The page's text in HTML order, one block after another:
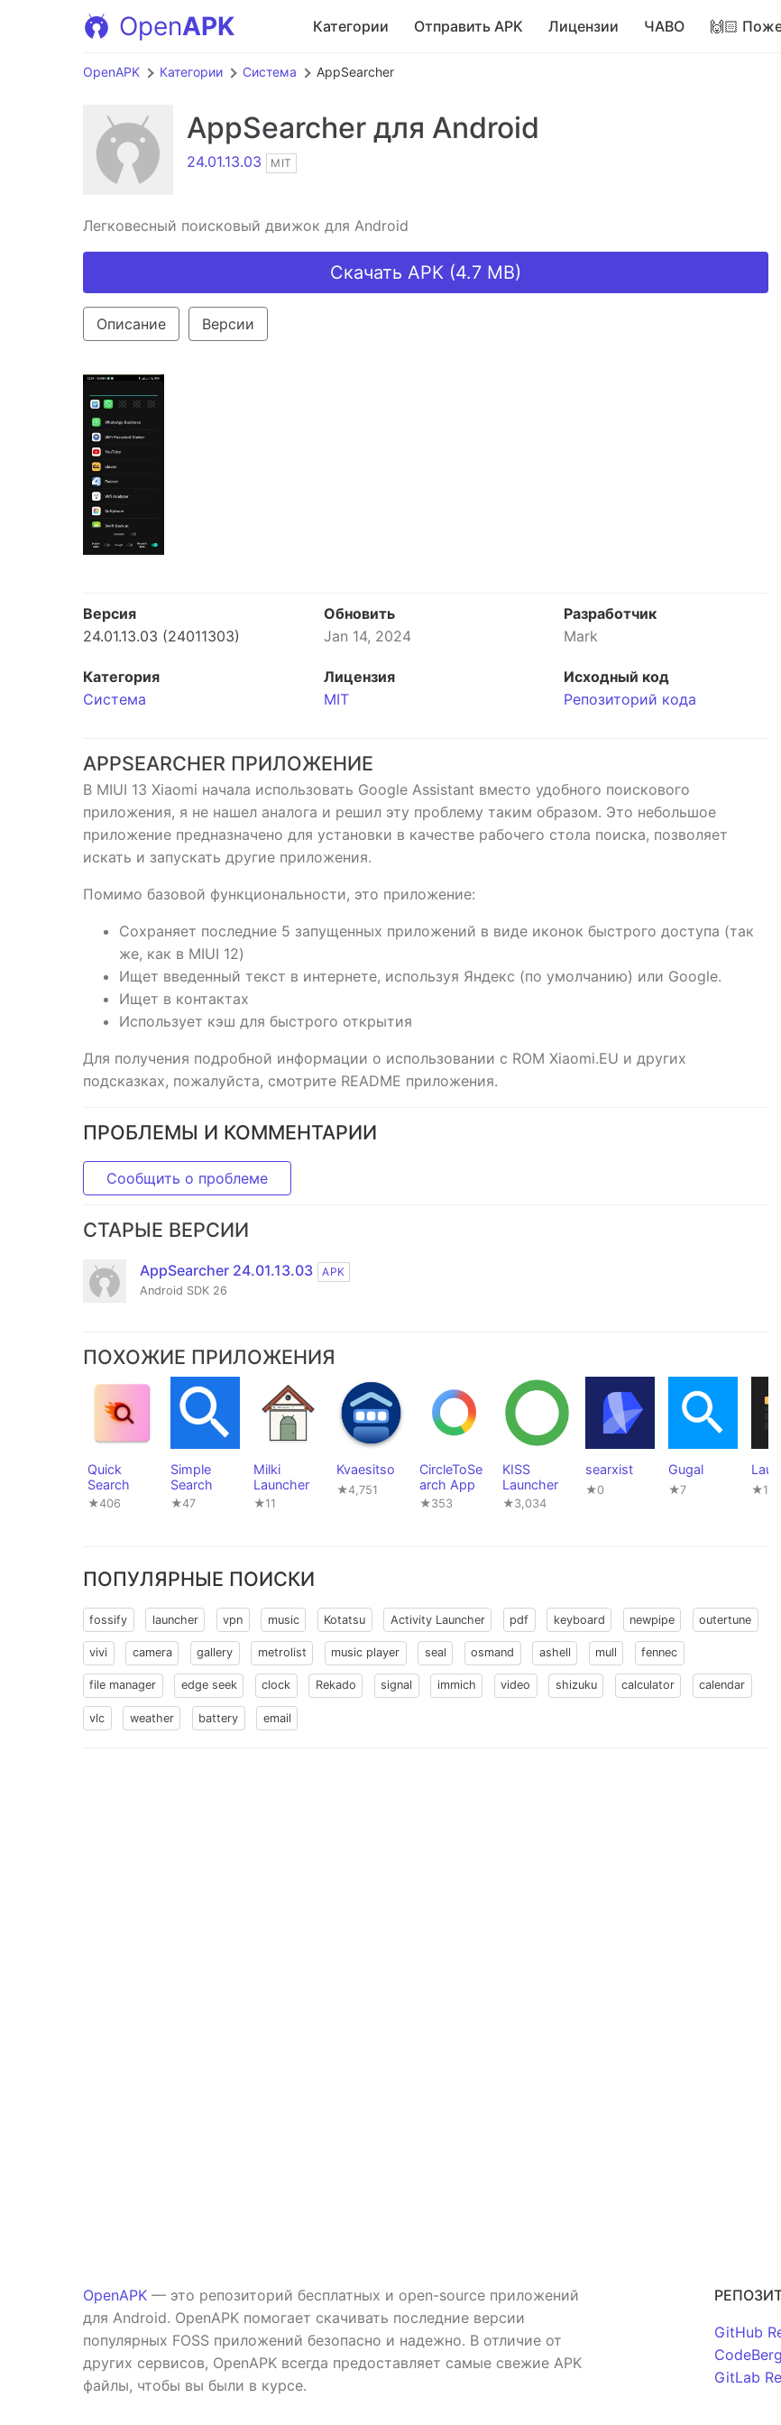
OpenAPK Категории Отправить APK Лицензии ЧАВО 🙌🏻
OpenAPK Категории Система AppSearcher
AppSearcher для Android
24.01.13.03 MIT
Легковесный поисковый движок для Android
Скачать APK (4.7 MB)
Описание Версии
Версия
24.01.13.03 (24011303)
Обновить
Jan 14, 2024
Разработчик
Mark
Категория
Система
Лицензия
MIT
Исходный код
Репозиторий кода
APPSEARCHER ПРИЛОЖЕНИЕ
В MIUI 13 Xiaomi начала использовать Google Assistant вместо удобного поискового
приложения, я не нашел аналога и решил эту проблему таким образом. Это небольшое
приложение предназначено для установки в качестве рабочего стола поиска, позволяет
искать и запускать другие приложения.
Помимо базовой функциональности, это приложение:
Сохраняет последние 5 запущенных приложений в виде иконок быстрого доступа (так
же, как в MIUI 12)
Ищет введенный текст в интернете, используя Яндекс (по умолчанию) или Google.
Ищет в контактах
Использует кэш для быстрого открытия
Для получения подробной информации о использовании с ROM Xiaomi.EU и других
подсказках, пожалуйста, смотрите README приложения.
ПРОБЛЕМЫ И КОММЕНТАРИИ
Сообщить о проблеме
СТАРЫЕ ВЕРСИИ
AppSearcher 24.01.13.03
APK
Android SDK 26
ПОХОЖИЕ ПРИЛОЖЕНИЯ
Quick
Search
★406
Simple
Search
★47
Milki
Launcher
★11
Kvaesitso
★4,751
CircleToSe
arch App
★353
KISS
Launcher
★3,034
searxist
★0
Gugal
★7 ★145
ПОПУЛЯРНЫЕ ПОИСКИ
fossify launcher vpn music Kotatsu Activity Launcher pdf keyboard newpipe outertune
vivi camera gallery metrolist music player seal osmand ashell mull fennec
file manager edge seek clock Rekado signal immich video shizuku calculator calendar
vlc weather battery email
OpenAPK — это репозиторий бесплатных и open-source приложений
для Android. OpenAPK помогает скачивать последние версии
популярных FOSS приложений безопасно и надежно. В отличие от
других сервисов, OpenAPK всегда предоставляет самые свежие APK
файлы, чтобы вы были в курсе.
GitHub
GitLab